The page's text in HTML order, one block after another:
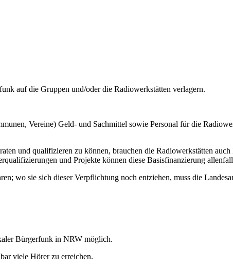
auf die Gruppen und/oder die Radiowerkstätten verlagern.
Vereine) Geld- und Sachmittel sowie Personal für die
und qualifizieren zu können, brauchen die Radiowerkstätten
und Projekte können diese Basisfinanzierung
wo sie sich dieser Verpflichtung noch entziehen, muss die
Bürgerfunk in NRW möglich.
viele Hörer zu erreichen.